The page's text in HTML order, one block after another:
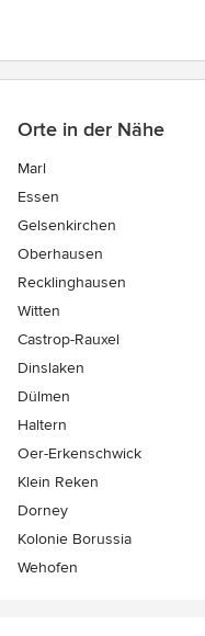
Orte in der Nähe
Marl
Essen
Gelsenkirchen
Oberhausen
Recklinghausen
Witten
Castrop-Rauxel
Dinslaken
Dülmen
Haltern
Oer-Erkenschwick
Klein Reken
Dorney
Kolonie Borussia
Wehofen